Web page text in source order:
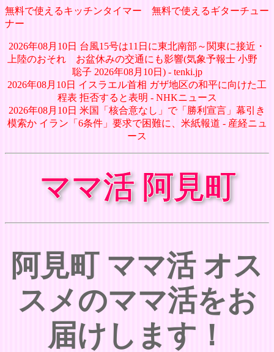
無料で使えるキッチンタイマー
無料で使えるギターチュー
ナー
2026年08月10日 台風15号は11日に東北南部～関東に接近・
上陸のおそれ お盆休みの交通にも影響(気象予報士 小野
聡子 2026年08月10日) - tenki.jp
2026年08月10日 イスラエル首相 ガザ地区の和平に向けた工
程表 拒否すると表明 - NHKニュース
2026年08月10日 米国「核合意なし」で「勝利宣言」幕引き
模索か イラン「6条件」要求で困難に、米紙報道 - 産経ニュ
ース
ママ活 阿見町
阿見町 ママ活 オス
スメのママ活をお
届けします！